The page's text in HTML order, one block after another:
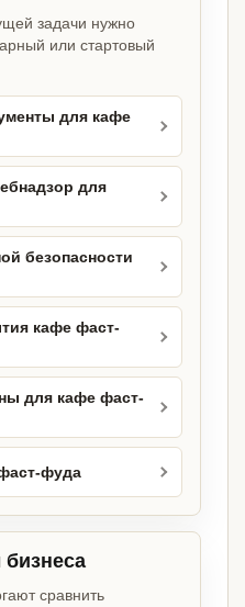
задачи нужно
или стартовый
для кафе
для
безопасности
кафе фаст-
для кафе фаст-
фуда
сравнить